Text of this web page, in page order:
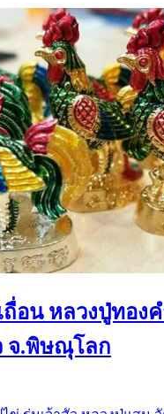
อน หลวงปู่ทอง
จ.พิษณุโลก